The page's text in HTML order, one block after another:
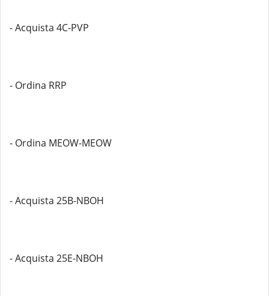
- Acquista 4C-PVP
- Ordina RRP
- Ordina MEOW-MEOW
- Acquista 25B-NBOH
- Acquista 25E-NBOH